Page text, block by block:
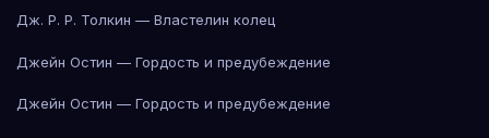
Дж. Р. Р. Толкин — Властелин колец
Джейн Остин — Гордость и предубеждение
Джейн Остин — Гордость и предубеждение